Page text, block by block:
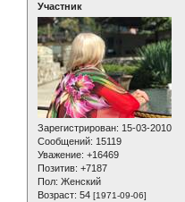
Участник
Зарегистрирован: 15-03-2010
Сообщений: 15119
Уважение: +16469
Позитив: +7187
Пол: Женский
Возраст: 54 [1971-09-06]